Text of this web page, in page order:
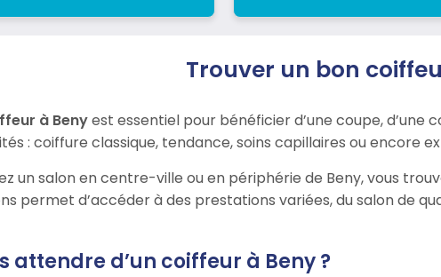
Trouver un bon
à Benyest essentiel pour bénéficier d’une coupe, d’une
: coiffure classique, tendance, soins capillaires ou encore
un salon en centre-ville ou en périphérie de Beny, vous
permet d’accéder à des prestations variées, du salon de
attendre d’un coiffeur à Beny ?